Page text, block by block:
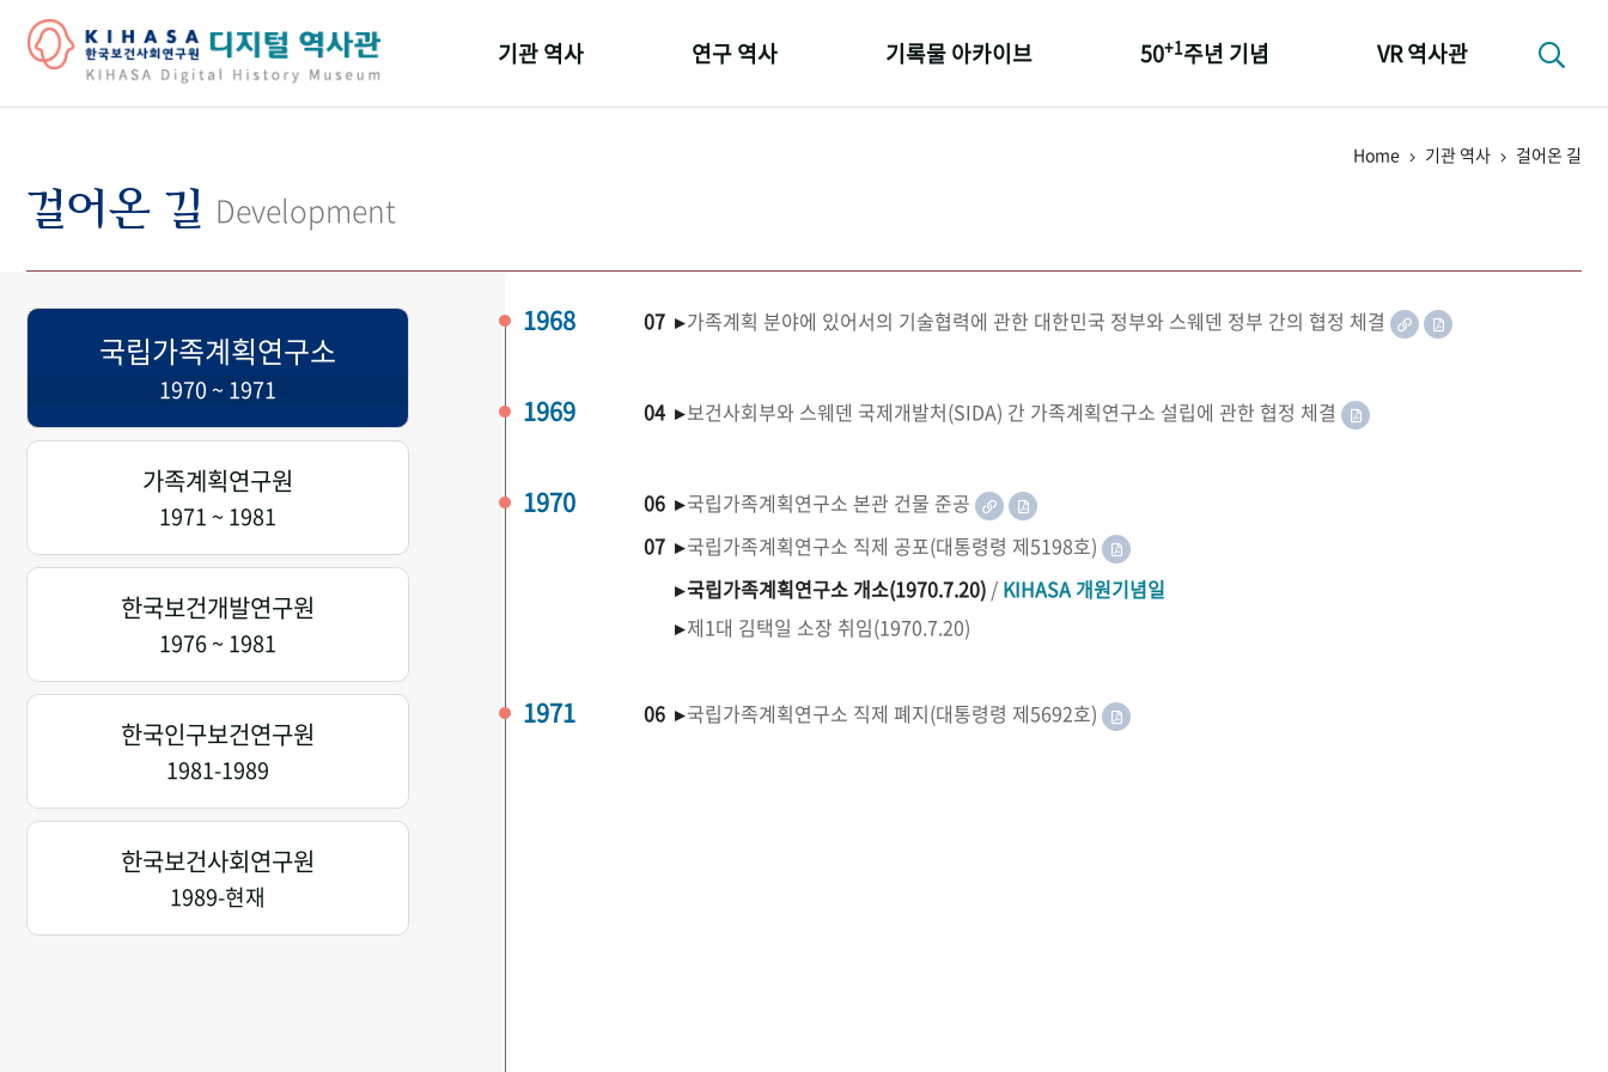
기관 역사 연구 역사 기록물 아카이브 50+1주년 기념 VR 역사관
Home 기관 역사 걸어온 길
걸어온 길 Development
국립가족계획연구소
1970 ~ 1971
가족계획연구원
1971 ~ 1981
한국보건개발연구원
1976 ~ 1981
한국인구보건연구원
1981-1989
한국보건사회연구원
1989-현재
1968 07 ▸가족계획 분야에 있어서의 기술협력에 관한 대한민국 정부와 스웨덴 정부 간의 협정 체결
1969 04 ▸보건사회부와 스웨덴 국제개발처(SIDA) 간 가족계획연구소 설립에 관한 협정 체결
1970 06 ▸국립가족계획연구소 본관 건물 준공
07 ▸국립가족계획연구소 직제 공포(대통령령 제5198호)
▸국립가족계획연구소 개소(1970.7.20) / KIHASA 개원기념일
▸제1대 김택일 소장 취임(1970.7.20)
1971 06 ▸국립가족계획연구소 직제 폐지(대통령령 제5692호)